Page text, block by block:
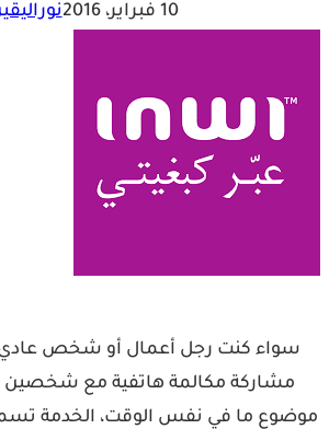
10 فبراير، 2016
سواء كنت رجل أعمال أو شخص عادي،
مشاركة مكالمة هاتفية مع شخصين
موضوع ما في نفس الوقت، الخدمة